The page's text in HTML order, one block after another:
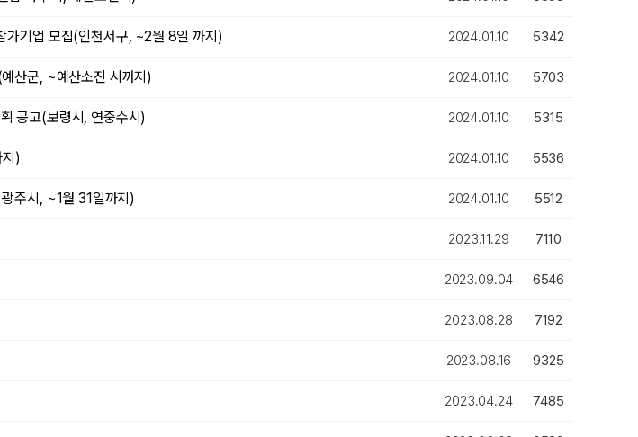
기업 모집(인천서구, ~2월 8일 까지) 2024.01.10 5342
산군, ~예산소진 시까지) 2024.01.10 5703
공고(보령시, 연중수시) 2024.01.10 5315
) 2024.01.10 5536
주시, ~1월 31일까지) 2024.01.10 5512
2023.11.29 7110
2023.09.04 6546
2023.08.28 7192
2023.08.16 9325
2023.04.24 7485